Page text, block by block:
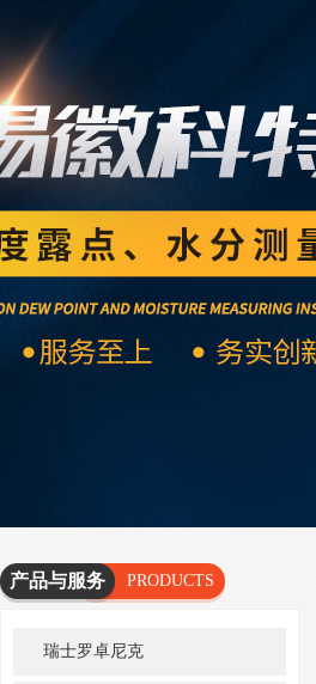
产品与服务
PRODUCTS
SERVICES
瑞士罗卓尼克